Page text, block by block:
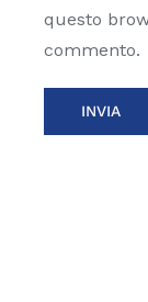
questo
commento.